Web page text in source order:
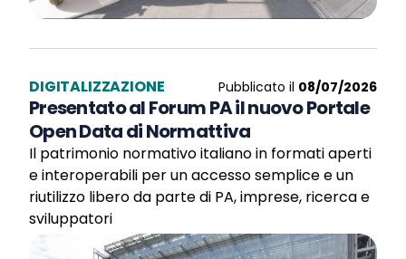
DIGITALIZZAZIONE Pubblicato il 08/07/2026
Presentato al Forum PA il nuovo Portale
Open Data di Normattiva
Il patrimonio normativo italiano in formati aperti
e interoperabili per un accesso semplice e un
riutilizzo libero da parte di PA, imprese, ricerca e
sviluppatori